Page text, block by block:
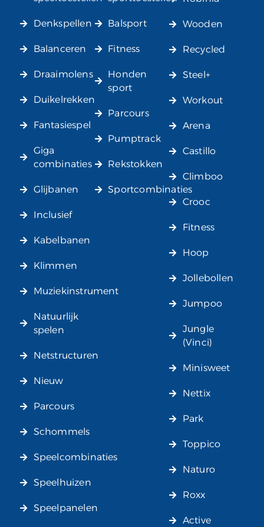
Denkspellen
Balanceren
Draaimolens
Duikelrekken
Fantasiespel
Giga
combinaties
Glijbanen
Inclusief
Kabelbanen
Klimmen
Muziekinstrument
Natuurlijk
spelen
Netstructuren
Nieuw
Parcours
Schommels
Speelcombinaties
Speelhuizen
Speelpanelen
Balsport
Fitness
Honden
sport
Parcours
Pumptrack
Rekstokken
Sportcombinaties
Wooden
Recycled
Steel+
Workout
Arena
Castillo
Climboo
Crooc
Fitness
Hoop
Jollebollen
Jumpoo
Jungle
(Vinci)
Minisweet
Nettix
Park
Toppico
Naturo
Roxx
Active